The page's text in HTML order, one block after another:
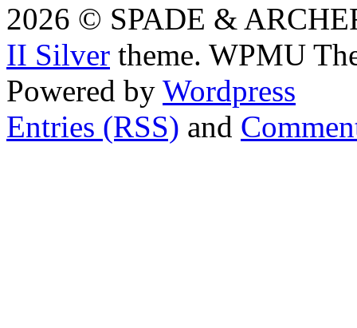
2026 © SPADE &
II Silver theme. WPMU
Powered by Wordpress
Entries (RSS) and